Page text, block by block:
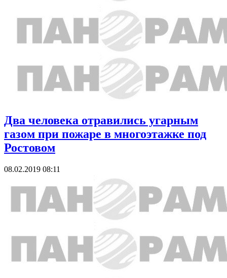
Два человека отравились угарным
газом при пожаре в многоэтажке под
Ростовом
08.02.2019 08:11